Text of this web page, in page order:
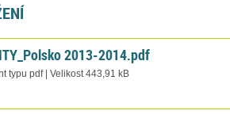
2013-2014.pdf
typu pdf | Velikost 443,91 kB